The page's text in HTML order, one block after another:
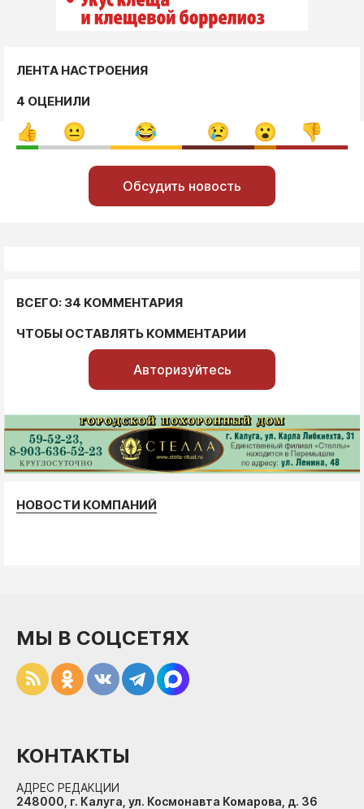
ЛЕНТА НАСТРОЕНИЯ
4 ОЦЕНИЛИ
Обсудить новость
ВСЕГО: 34 КОММЕНТАРИЯ
ЧТОБЫ ОСТАВЛЯТЬ КОММЕНТАРИИ
Авторизуйтесь
НОВОСТИ КОМПАНИЙ
МЫ В СОЦСЕТЯХ
КОНТАКТЫ
АДРЕС РЕДАКЦИИ
248000, г. Калуга, ул. Космонавта Комарова, д. 36